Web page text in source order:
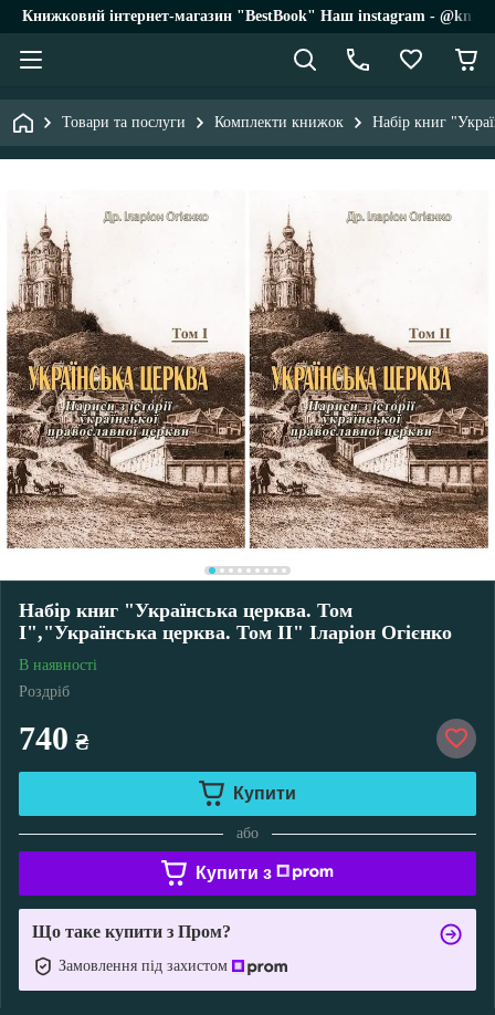
Книжковий інтернет-магазин "BestBook" Наш instagram -
Товари та послуги Комплекти книжок Набір книг
Набір книг "Українська церква. Том
I","Українська церква. Том II" Іларіон Огієнко
В наявності
Роздріб
740 ₴
Купити
або
Купити з
Що таке купити з Пром?
Замовлення під захистом